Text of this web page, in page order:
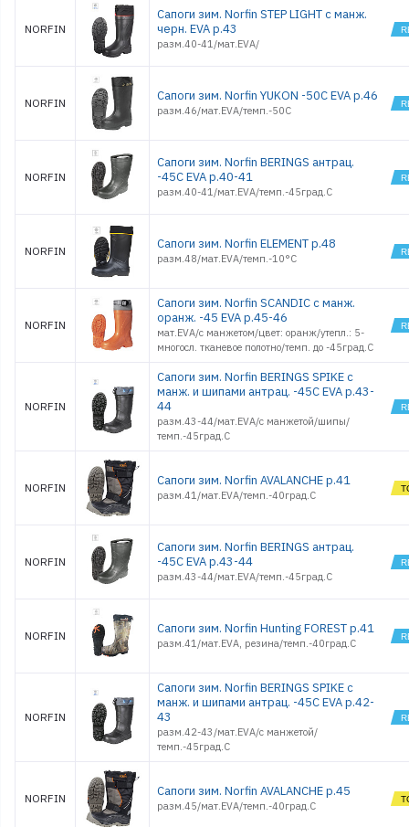
NORFIN
Сапоги зим. Norfin STEP LIGHT с манж.
черн. EVA р.43
разм.40-41/мат.EVA/
NORFIN Сапоги зим. Norfin YUKON -50С EVA р.46
разм.46/мат.EVA/темп.-50С
NORFIN
Сапоги зим. Norfin BERINGS антрац.
-45С EVA р.40-41
разм.40-41/мат.EVA/темп.-45град.С
NORFIN Сапоги зим. Norfin ELEMENT р.48
разм.48/мат.EVA/темп.-10°С
NORFIN
Сапоги зим. Norfin SCANDIC с манж.
оранж. -45 EVA р.45-46
мат.EVA/с манжетом/цвет: оранж/утепл.: 5-
многосл. тканевое полотно/темп. до -45град.С
NORFIN
Сапоги зим. Norfin BERINGS SPIKE с
манж. и шипами антрац. -45С EVA р.43-
44
разм.43-44/мат.EVA/с манжетой/шипы/
темп.-45град.С
NORFIN Сапоги зим. Norfin AVALANCHE р.41
разм.41/мат.EVA/темп.-40град.С
NORFIN
Сапоги зим. Norfin BERINGS антрац.
-45С EVA р.43-44
разм.43-44/мат.EVA/темп.-45град.С
NORFIN Сапоги зим. Norfin Hunting FOREST р.41
разм.41/мат.EVA, резина/темп.-40град.С
NORFIN
Сапоги зим. Norfin BERINGS SPIKE с
манж. и шипами антрац. -45С EVA р.42-
43
разм.42-43/мат.EVA/с манжетой/
темп.-45град.С
NORFIN Сапоги зим. Norfin AVALANCHE р.45
разм.45/мат.EVA/темп.-40град.С